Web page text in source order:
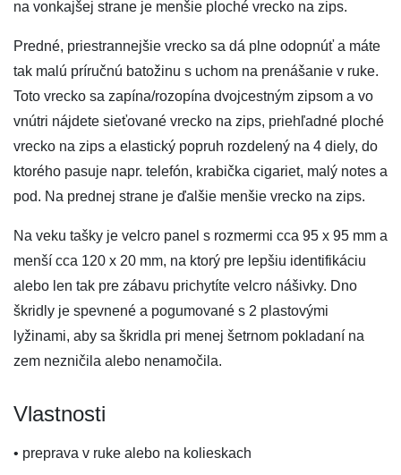
na vonkajšej strane je menšie ploché vrecko na zips.
Predné, priestrannejšie vrecko sa dá plne odopnúť a máte
tak malú príručnú batožinu s uchom na prenášanie v ruke.
Toto vrecko sa zapína/rozopína dvojcestným zipsom a vo
vnútri nájdete sieťované vrecko na zips, priehľadné ploché
vrecko na zips a elastický popruh rozdelený na 4 diely, do
ktorého pasuje napr. telefón, krabička cigariet, malý notes a
pod. Na prednej strane je ďalšie menšie vrecko na zips.
Na veku tašky je velcro panel s rozmermi cca 95 x 95 mm a
menší cca 120 x 20 mm, na ktorý pre lepšiu identifikáciu
alebo len tak pre zábavu prichytíte velcro nášivky. Dno
škridly je spevnené a pogumované s 2 plastovými
lyžinami, aby sa škridla pri menej šetrnom pokladaní na
zem nezničila alebo nenamočila.
Vlastnosti
• preprava v ruke alebo na kolieskach